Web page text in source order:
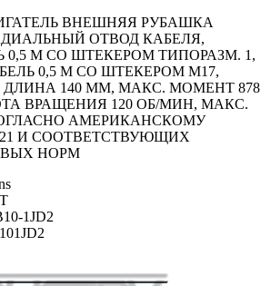
ВНЕШНЯЯ РУБАШКА
ОТВОД КАБЕЛЯ,
М СО ШТЕКЕРОМ ТИПОРАЗМ. 1,
0,5 М СО ШТЕКЕРОМ M17,
ДЛИНА 140 ММ, МАКС. МОМЕНТ 878
ВРАЩЕНИЯ 120 ОБ/МИН, МАКС.
АМЕРИКАНСКОМУ
И СООТВЕТСТВУЮЩИХ
НОРМ
1JD2